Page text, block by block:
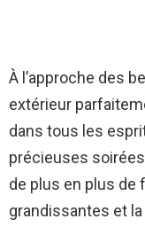
À l’approche des
extérieur
dans tous les
précieuses soirées
de plus en plus de
grandissantes et